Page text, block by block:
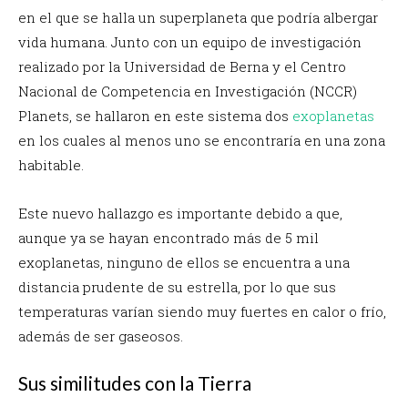
en el que se halla un superplaneta que podría albergar
vida humana. Junto con un equipo de investigación
realizado por la Universidad de Berna y el Centro
Nacional de Competencia en Investigación (NCCR)
Planets, se hallaron en este sistema dos exoplanetas
en los cuales al menos uno se encontraría en una zona
habitable.
Este nuevo hallazgo es importante debido a que,
aunque ya se hayan encontrado más de 5 mil
exoplanetas, ninguno de ellos se encuentra a una
distancia prudente de su estrella, por lo que sus
temperaturas varían siendo muy fuertes en calor o frío,
además de ser gaseosos.
Sus similitudes con la Tierra